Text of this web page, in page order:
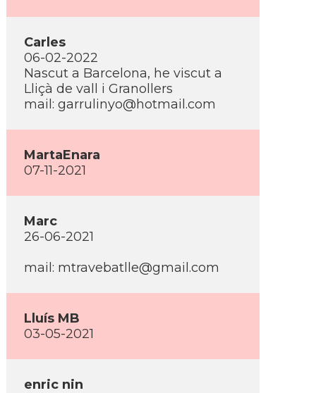
Carles
06-02-2022
Nascut a Barcelona, he viscut a
Lliçà de vall i Granollers
mail: garrulinyo@hotmail.com
MartaEnara
07-11-2021
Marc
26-06-2021
mail: mtravebatlle@gmail.com
Lluí­s MB
03-05-2021
enric nin